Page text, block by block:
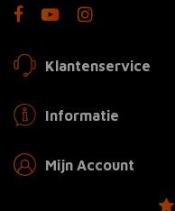
Klantenservice
Informatie
Mijn Account